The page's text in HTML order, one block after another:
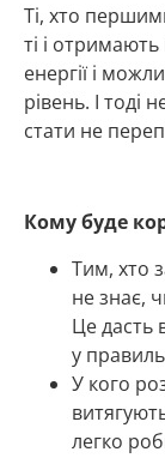
Ті, хто
ті і
енергії і
рівень. І тоді
стати не
Кому буде
Тим, хто
не знає,
Це дасть
у
У кого
легко